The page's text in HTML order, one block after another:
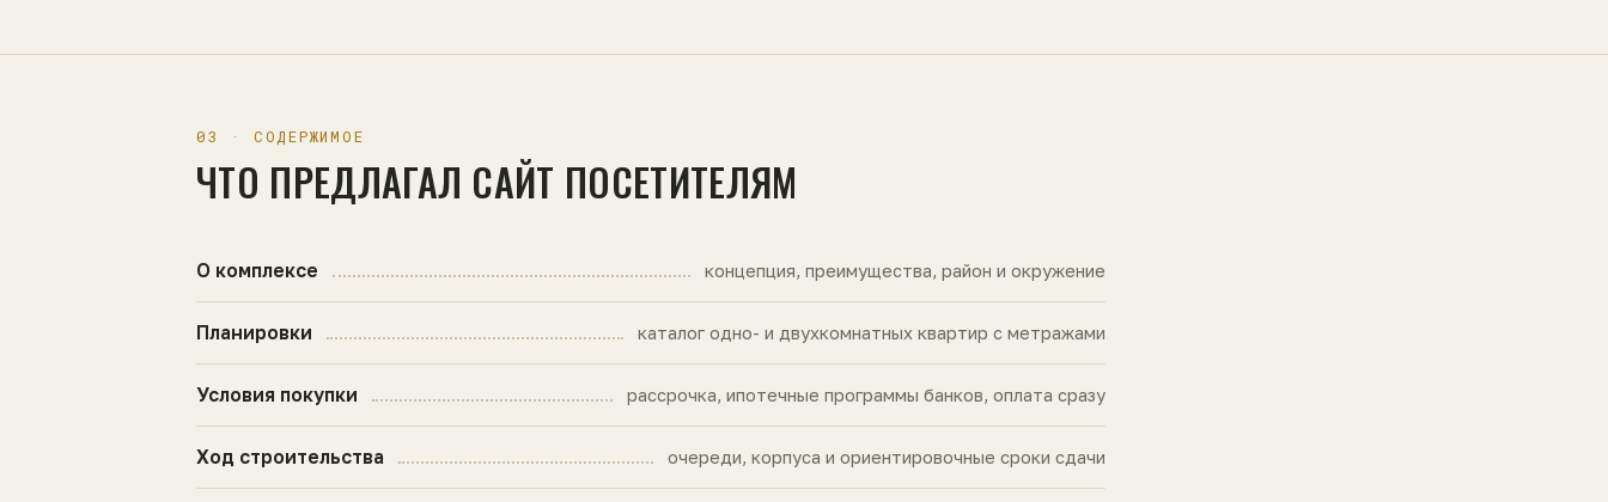
03 · СОДЕРЖИМОЕ
ЧТО ПРЕДЛАГАЛ САЙТ ПОСЕТИТЕЛЯМ
О комплексе концепция, преимущества, район и окружение
Планировки каталог одно- и двухкомнатных квартир с метражами
Условия покупки рассрочка, ипотечные программы банков, оплата сразу
Ход строительства очереди, корпуса и ориентировочные сроки сдачи